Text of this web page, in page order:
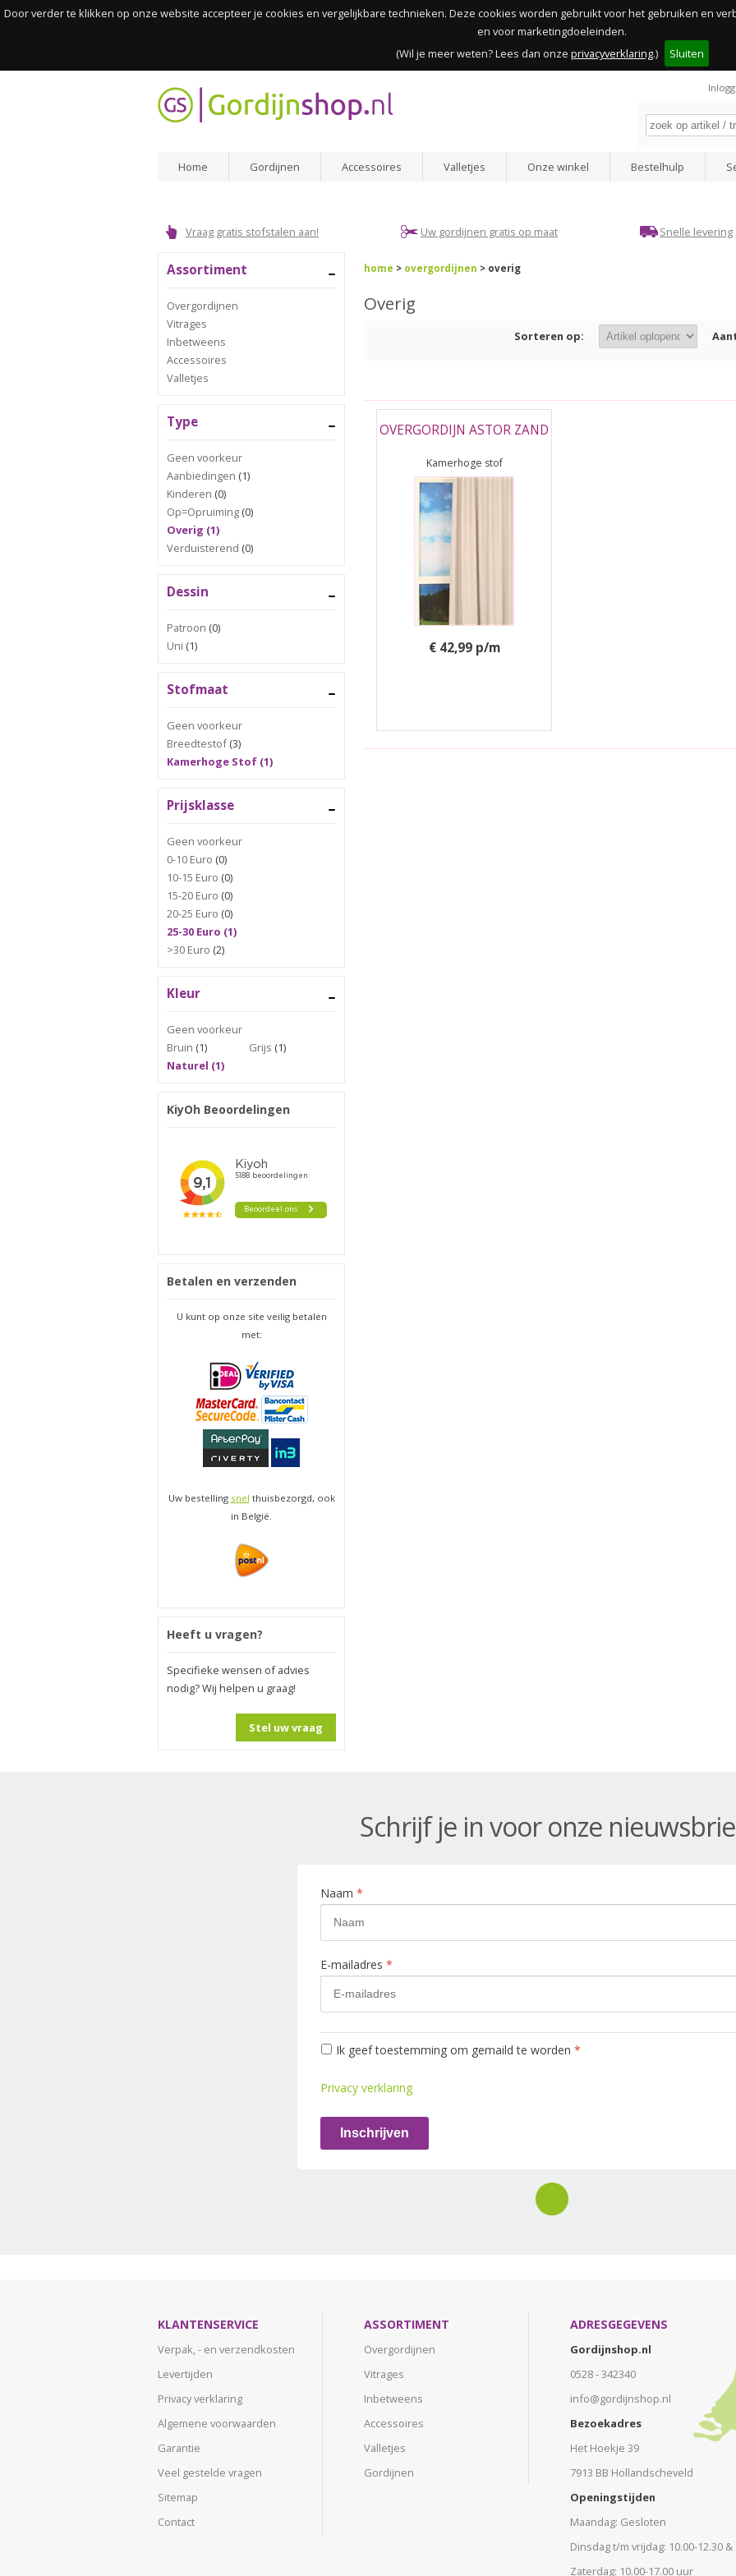
Door verder te klikken op onze website accepteer je cookies en vergelijkbare technieken. Deze cookies worden gebruikt voor het gebruiken en
en voor marketingdoeleinden.
(Wil je meer weten? Lees dan onze privacyverklaring.) Sluiten
Home Gordijnen Accessoires Valletjes Onze winkel Bestelhulp
Vraag gratis stofstalen aan! Uw gordijnen gratis op maat Snelle levering
Assortiment
Overgordijnen
Vitrages
Inbetweens
Accessoires
Valletjes
Type
Geen voorkeur
Aanbiedingen (1)
Kinderen (0)
Op=Opruiming (0)
Overig (1)
Verduisterend (0)
Dessin
Patroon (0)
Uni (1)
Stofmaat
Geen voorkeur
Breedtestof(3)
Kamerhoge Stof (1)
Prijsklasse
Geen voorkeur
0-10 Euro (0)
10-15 Euro (0)
15-20 Euro (0)
20-25 Euro (0)
25-30 Euro (1)
>30 Euro (2)
Kleur
Geen voorkeur
Bruin (1) Grijs (1)
Naturel (1)
KiyOh Beoordelingen
Betalen en verzenden
U kunt op onze site veilig betalen
met:
Uw bestelling snel thuisbezorgd, ook
in België.
Heeft u vragen?
Specifieke wensen of advies
nodig? Wij helpen u graag!
Stel uw vraag
home > overgordijnen > overig
Overig
Sorteren op:
OVERGORDIJN ASTOR ZAND
Kamerhoge stof
€ 42,99 p/m
Schrijf je in voor onze
Naam *
E-mailadres *
Ik geef toestemming om gemaild te worden *
Privacy verklaring
Inschrijven
KLANTENSERVICE
Verpak, - en verzendkosten
Levertijden
Privacy verklaring
Algemene voorwaarden
Garantie
Veel gestelde vragen
Sitemap
Contact
ASSORTIMENT
Overgordijnen
Vitrages
Inbetweens
Accessoires
Valletjes
Gordijnen
ADRESGEGEVENS
Gordijnshop.nl
0528 - 342340
info@gordijnshop.nl
Bezoekadres
Het Hoekje 39
7913 BB Hollandscheveld
Openingstijden
Maandag: Gesloten
Dinsdag t/m vrijdag: 10.00-12.30
Zaterdag: 10.00-17.00 uur